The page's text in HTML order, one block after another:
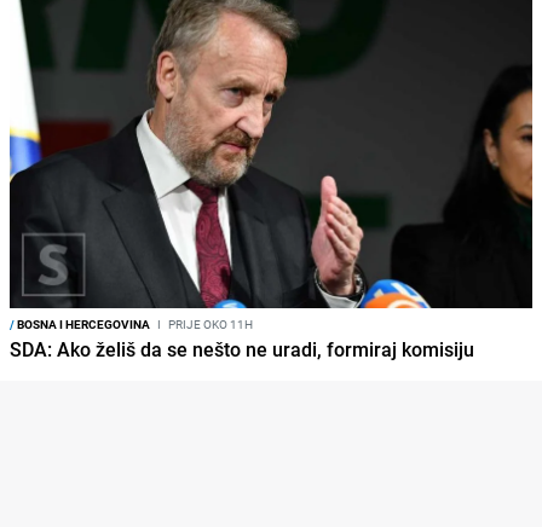
/BOSNA I HERCEGOVINA I PRIJE OKO 11H
SDA: Ako želiš da se nešto ne uradi, formiraj komisiju